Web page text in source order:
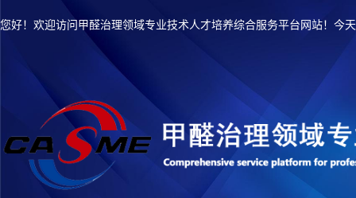
您好！欢迎访问甲醛治理领域专业技术人才培养综合服务平台网站！今